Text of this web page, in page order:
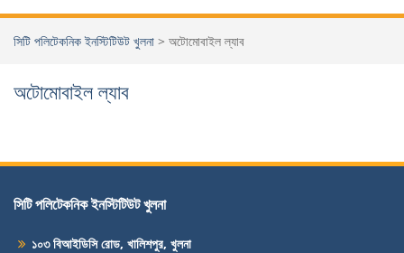
সিটি পলিটেকনিক ইনস্টিটিউট খুলনা > অটোমোবাইল ল্যাব
অটোমোবাইল ল্যাব
সিটি পলিটেকনিক ইনস্টিটিউট খুলনা
১০৩ বিআইডিসি রোড, খালিশপুর, খুলনা